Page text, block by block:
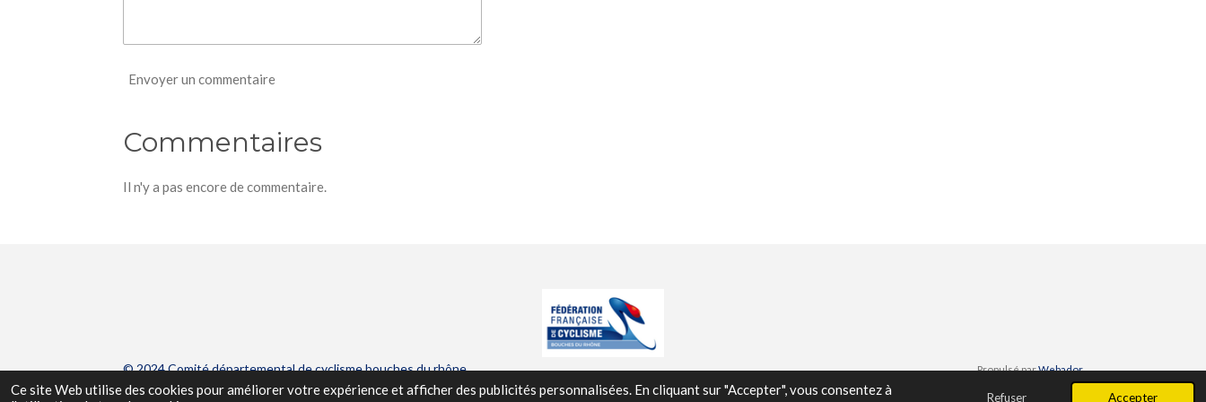
Ce site Web utilise des cookies pour améliorer votre expérience et afficher des publicités personnalisées. En cliquant sur "Accepter", vous consentez à
Refuser Accepter
Envoyer un commentaire
Commentaires
Il n'y a pas encore de commentaire.
© 2024 Comité départemental de cyclisme bouches du rhône Propulsé parWebador